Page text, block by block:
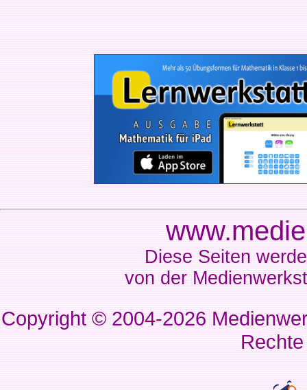
Diese Seiten
von der
Copyright © 2004-2026